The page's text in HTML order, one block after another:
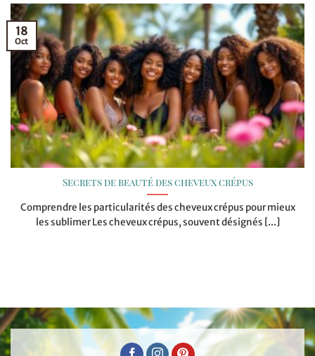
Secrets de beauté des cheveux crépus
Comprendre les particularités des cheveux crépus pour mieux
les sublimer Les cheveux crépus, souvent désignés [...]
18
Oct